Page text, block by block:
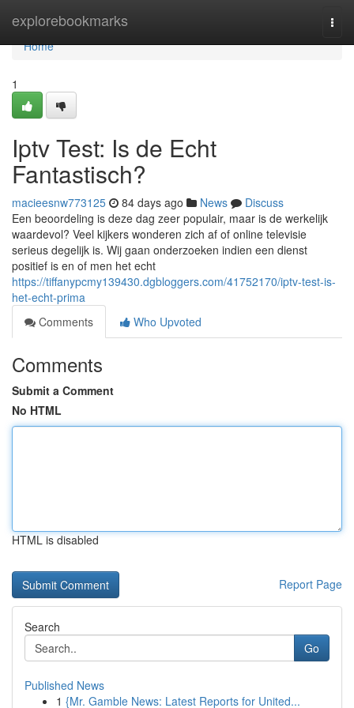
explorebookmarks
Home
Home
1
Iptv Test: Is de Echt
Fantastisch?
macieesnw773125 84 days ago News
Discuss
Een beoordeling is deze dag zeer populair, maar is de werkelijk
waardevol? Veel kijkers wonderen zich af of online televisie
serieus degelijk is. Wij gaan onderzoeken indien een dienst
positief is en of men het echt
https://tiffanypcmy139430.dgbloggers.com/41752170/iptv-test-is-
het-echt-prima
Comments
Who Upvoted
Comments
Submit a Comment
No HTML
HTML is disabled
Report Page
Search
Go
Published News
1 {Mr. Gamble News: Latest Reports for United...